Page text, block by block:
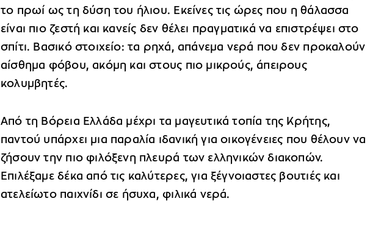
το πρωί ως τη δύση του ήλιου. Εκείνες τις ώρες που η θάλασσα
είναι πιο ζεστή και κανείς δεν θέλει πραγματικά να επιστρέψει στο
σπίτι. Βασικό στοιχείο: τα ρηχά, απάνεμα νερά που δεν προκαλούν
αίσθημα φόβου, ακόμη και στους πιο μικρούς, άπειρους
κολυμβητές.
Από τη Βόρεια Ελλάδα μέχρι τα μαγευτικά τοπία της Κρήτης,
παντού υπάρχει μια παραλία ιδανική για οικογένειες που θέλουν να
ζήσουν την πιο φιλόξενη πλευρά των ελληνικών διακοπών.
Επιλέξαμε δέκα από τις καλύτερες, για ξέγνοιαστες βουτιές και
ατελείωτο παιχνίδι σε ήσυχα, φιλικά νερά.